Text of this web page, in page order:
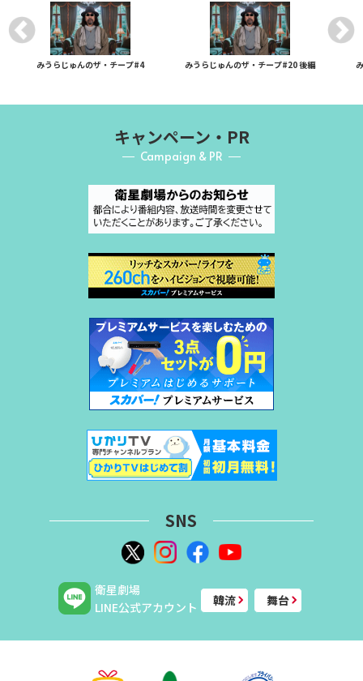
みうらじゅんのザ・チープ#4 みうらじゅんのザ・チープ#20 後編
キャンペーン・PR
Campaign & PR
SNS
衛星劇場
LINE公式アカウント
韓流 舞台